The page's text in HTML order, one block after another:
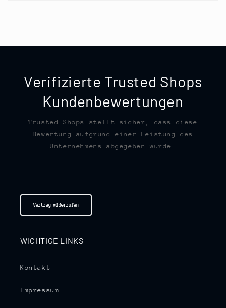
Verifizierte Trusted Shops
Kundenbewertungen
Trusted Shops stellt sicher, dass diese
Bewertung aufgrund einer Leistung des
Unternehmens abgegeben wurde.
Vertrag widerrufen
WICHTIGE LINKS
Kontakt
Impressum